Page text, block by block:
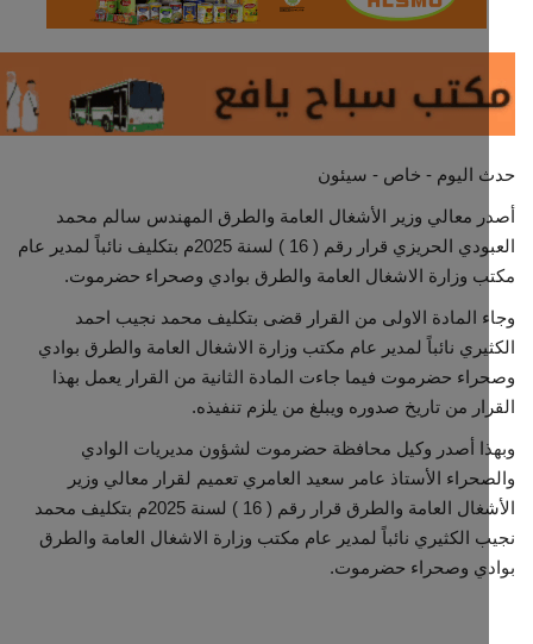
اليوم - خاص - سيئون
معالي وزير الأشغال العامة والطرق المهندس سالم محمد
العبودي الحريزي قرار رقم ( 16 ) لسنة 2025م بتكليف نائباً لمدير عام
وزارة الاشغال العامة والطرق بوادي وصحراء حضرموت.
المادة الاولى من القرار قضى بتكليف محمد نجيب احمد
نائباً لمدير عام مكتب وزارة الاشغال العامة والطرق بوادي
حضرموت فيما جاءت المادة الثانية من القرار يعمل بهذا
من تاريخ صدوره ويبلغ من يلزم تنفيذه.
أصدر وكيل محافظة حضرموت لشؤون مديريات الوادي
الأستاذ عامر سعيد العامري تعميم لقرار معالي وزير
الأشغال العامة والطرق قرار رقم ( 16 ) لسنة 2025م بتكليف محمد
الكثيري نائباً لمدير عام مكتب وزارة الاشغال العامة والطرق
وصحراء حضرموت.